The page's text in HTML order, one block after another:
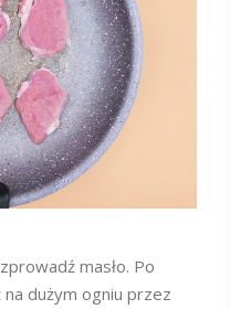
masło. Po
na dużym ogniu przez